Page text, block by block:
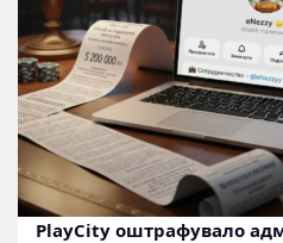
PlayCity оштрафувало